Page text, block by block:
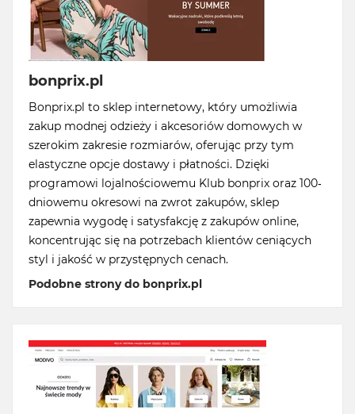
bonprix.pl
Bonprix.pl to sklep internetowy, który umożliwia
zakup modnej odzieży i akcesoriów domowych w
szerokim zakresie rozmiarów, oferując przy tym
elastyczne opcje dostawy i płatności. Dzięki
programowi lojalnościowemu Klub bonprix oraz 100-
dniowemu okresowi na zwrot zakupów, sklep
zapewnia wygodę i satysfakcję z zakupów online,
koncentrując się na potrzebach klientów ceniących
styl i jakość w przystępnych cenach.
Podobne strony do bonprix.pl